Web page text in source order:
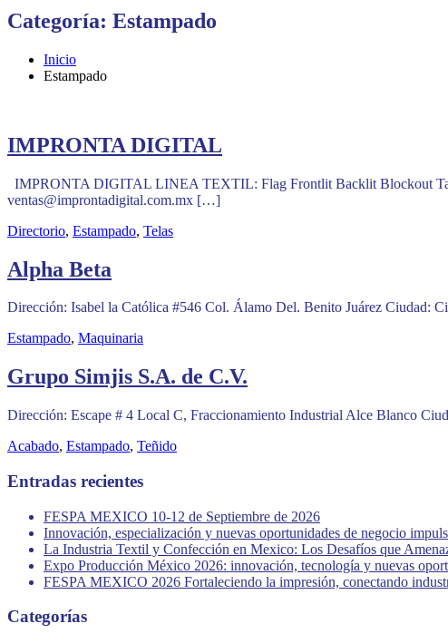
Categoría: Estampado
Inicio
Estampado
IMPRONTA DIGITAL
IMPRONTA DIGITAL LINEA TEXTIL: Flag Frontlit Backlit Blockout
ventas@improntadigital.com.mx […]
Directorio, Estampado, Telas
Alpha Beta
Dirección: Isabel la Católica #546 Col. Álamo Del. Benito Juárez
Estampado, Maquinaria
Grupo Simjis S.A. de C.V.
Dirección: Escape # 4 Local C, Fraccionamiento Industrial Alce Blanco
Acabado, Estampado, Teñido
Entradas recientes
FESPA MEXICO 10-12 de Septiembre de 2026
Innovación, especialización y nuevas oportunidades de negocio
La Industria Textil y Confección en Mexico: Los Desafíos que
Expo Producción México 2026: innovación, tecnología y nuevas
FESPA MEXICO 2026 Fortaleciendo la impresión, conectando
Categorías